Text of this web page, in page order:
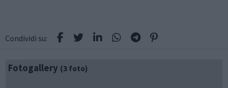
Condividi su:
Fotogallery (3 foto)